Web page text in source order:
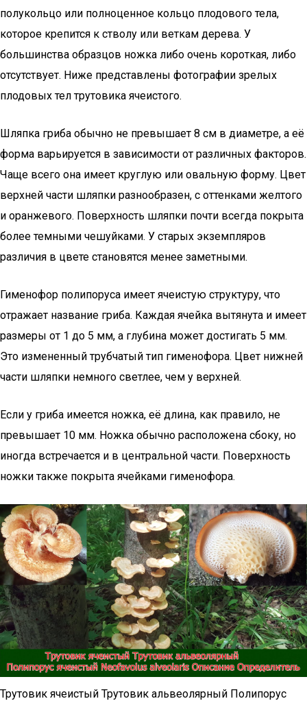
полукольцо или полноценное кольцо плодового тела,
которое крепится к стволу или веткам дерева. У
большинства образцов ножка либо очень короткая, либо
отсутствует. Ниже представлены фотографии зрелых
плодовых тел трутовика ячеистого.
Шляпка гриба обычно не превышает 8 см в диаметре, а её
форма варьируется в зависимости от различных факторов.
Чаще всего она имеет круглую или овальную форму. Цвет
верхней части шляпки разнообразен, с оттенками желтого
и оранжевого. Поверхность шляпки почти всегда покрыта
более темными чешуйками. У старых экземпляров
различия в цвете становятся менее заметными.
Гименофор полипоруса имеет ячеистую структуру, что
отражает название гриба. Каждая ячейка вытянута и имеет
размеры от 1 до 5 мм, а глубина может достигать 5 мм.
Это измененный трубчатый тип гименофора. Цвет нижней
части шляпки немного светлее, чем у верхней.
Если у гриба имеется ножка, её длина, как правило, не
превышает 10 мм. Ножка обычно расположена сбоку, но
иногда встречается и в центральной части. Поверхность
ножки также покрыта ячейками гименофора.
Трутовик ячеистый Трутовик альвеолярный Полипорус